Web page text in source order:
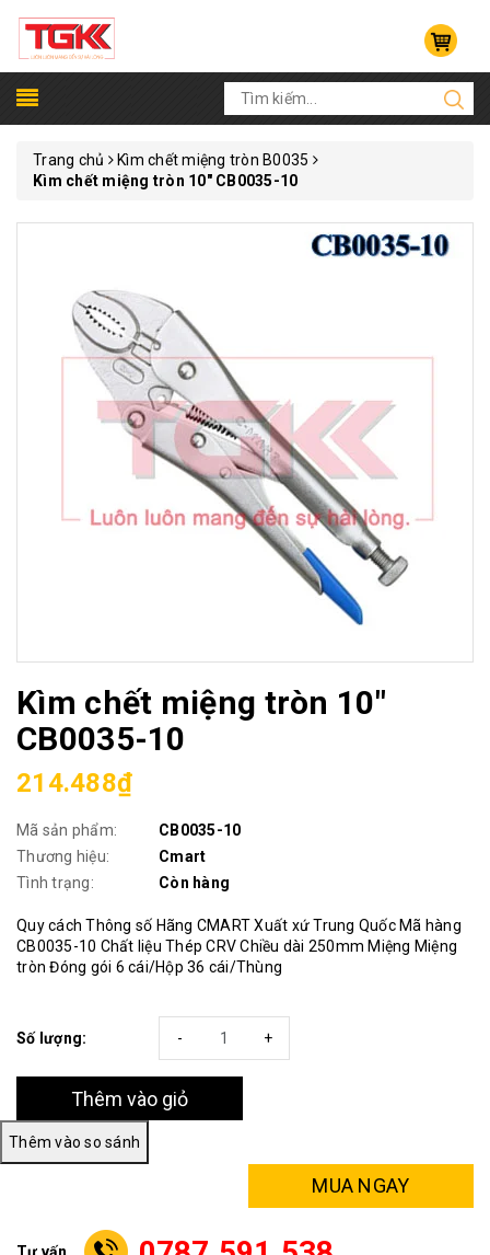
Trang chủ
Kìm chết miệng tròn B0035
Kìm chết miệng tròn 10" CB0035-10
Kìm chết miệng tròn 10"
CB0035-10
214.488₫
Mã sản phẩm:
CB0035-10
Thương hiệu:
Cmart
Tình trạng:
Còn hàng
Quy cách Thông số Hãng CMART Xuất xứ Trung Quốc Mã hàng
CB0035-10 Chất liệu Thép CRV Chiều dài 250mm Miệng Miệng
tròn Đóng gói 6 cái/Hộp 36 cái/Thùng
Số lượng: +
-
Thêm vào giỏ
MUA NGAY
Tư vấn